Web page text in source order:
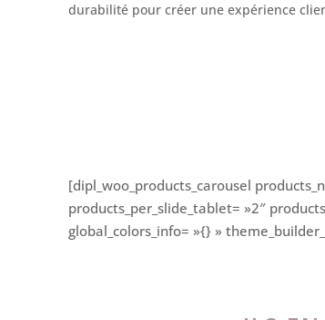
durabilité pour créer une expérience
[dipl_woo_products_carousel
products_per_slide_tablet= »2″
global_colors_info= »{} »